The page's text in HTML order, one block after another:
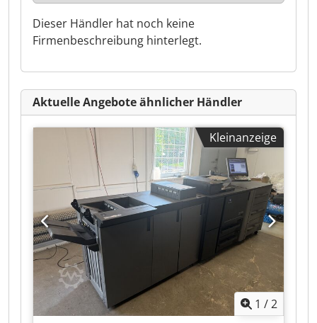
Dieser Händler hat noch keine
Firmenbeschreibung hinterlegt.
Aktuelle Angebote ähnlicher Händler
Kleinanzeige
1 /2